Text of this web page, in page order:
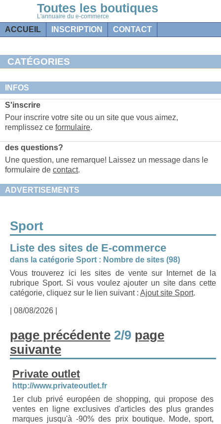
Toutes les boutiques
L'annuaire du e-commerce
ACCUEIL INSCRIPTION CONTACT
CATÉGORIES
INFOS
S'inscrire
Pour inscrire votre site ou un site que vous aimez,
remplissez ce formulaire.
des questions?
Une question, une remarque! Laissez un message dans le
formulaire de contact.
ADVERTISEMENTS
Sport
Liste des sites de E-commerce
dans la catégorie Sport : Nombre de sites (98)
Vous trouverez ici les sites de vente sur Internet de la
rubrique Sport. Si vous voulez ajouter un site dans cette
catégorie, cliquez sur le lien suivant : Ajout site Sport.
| 08/08/2026 |
page précédente 2/9 page
suivante
Private outlet
http://www.privateoutlet.fr
1er club privé européen de shopping, qui propose des
ventes en ligne exclusives d'articles des plus grandes
marques jusqu'à -90% des prix boutique. Mode, sport,